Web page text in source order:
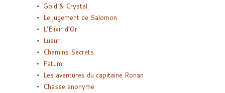
Gold & Crystal
Le jugement de Salomon
L’Elixir d’Or
Lueur
Chemins Secrets
Fatum
Les aventures du capitaine Ronan
Chasse anonyme